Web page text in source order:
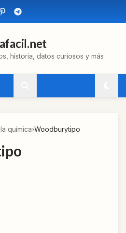
historia, datos curiosos y más
química›Woodburytipo